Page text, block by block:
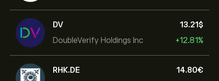
DV
DoubleVerify Holdings Inc
13.21‎$‎
+12.81%
RHK.DE 14.80‎€‎